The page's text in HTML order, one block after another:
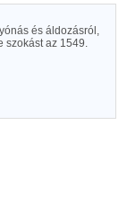
és áldozásról,
szokást az 1549.